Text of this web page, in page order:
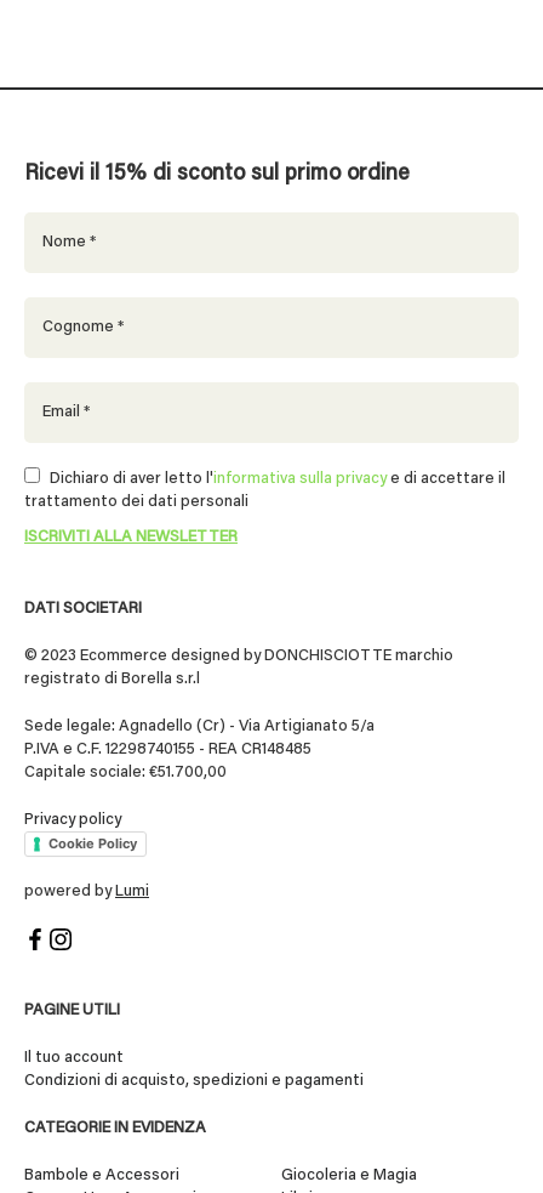
DATI SOCIETARI
© 2023 Ecommerce designed by DONCHISCIOTTE marchio
registrato di Borella s.r.l
Sede legale: Agnadello (Cr) - Via Artigianato 5/a
P.IVA e C.F. 12298740155 - REA CR148485
Capitale sociale: €51.700,00
Privacy policy
Cookie Policy
powered by Lumi
PAGINE UTILI
Il tuo account
Condizioni di acquisto, spedizioni e pagamenti
CATEGORIE IN EVIDENZA
Bambole e Accessori
Giocoleria e Magia
Ricevi il 15% di sconto sul primo ordine
Dichiaro di aver letto l'informativa sulla privacye di accettare il
trattamento dei dati personali